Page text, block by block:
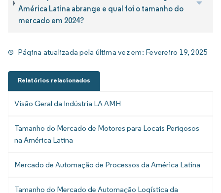
América Latina abrange e qual foi o tamanho do
mercado em 2024?
Página atualizada pela última vez em: Fevereiro 19, 2025
Relatórios relacionados
Visão Geral da Indústria LA AMH
Tamanho do Mercado de Motores para Locais Perigosos
na América Latina
Mercado de Automação de Processos da América Latina
Tamanho do Mercado de Automação Logística da